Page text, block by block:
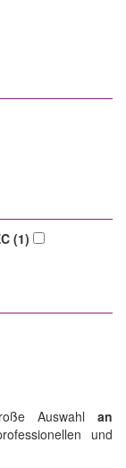
(1)
Auswahl an
und